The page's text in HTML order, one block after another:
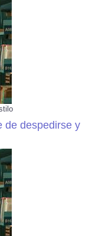
de despedirse y